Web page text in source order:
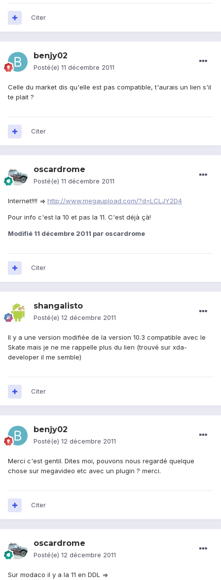
Citer
benjy02
Posté(e) 11 décembre 2011
Celle du market dis qu'elle est pas compatible, t'aurais un lien s'il
te plait ?
Citer
oscardrome
Posté(e) 11 décembre 2011
Internet!!!! => http://www.megaupload.com/?d=LCLJY2D4
Pour info c'est la 10 et pas la 11. C'est déjà çà!
Modifié 11 décembre 2011 par oscardrome
Citer
shangalisto
Posté(e) 12 décembre 2011
Il y a une version modifiée de la version 10.3 compatible avec le
Skate mais je ne me rappelle plus du lien (trouvé sur xda-
developer il me semble)
Citer
benjy02
Posté(e) 12 décembre 2011
Merci c'est gentil. Dites moi, pouvons nous regardé quelque
chose sur megavideo etc avec un plugin ? merci.
Citer
oscardrome
Posté(e) 12 décembre 2011
Sur modaco il y a la 11 en DDL =>